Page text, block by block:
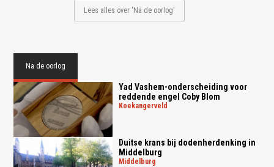
Lees alles over 'Na de oorlog'
Na de oorlog
Yad Vashem-onderscheiding voor
reddende engel Coby Blom
koekangerveld
Duitse krans bij dodenherdenking in
Middelburg
middelburg